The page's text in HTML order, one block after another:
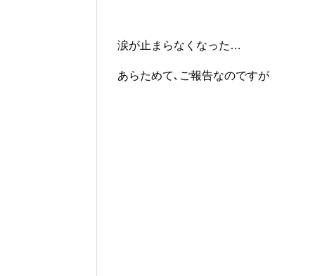
涙が止まらなくなった…
あらためて､ご報告なのですが